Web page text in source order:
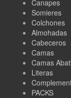
Canapes
Somieres
Colchones
Almohadas
Cabeceros
Camas
Camas
Literas
PACKS